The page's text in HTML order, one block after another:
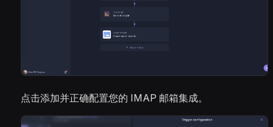
点击添加并正确配置您的 IMAP 邮箱集成。